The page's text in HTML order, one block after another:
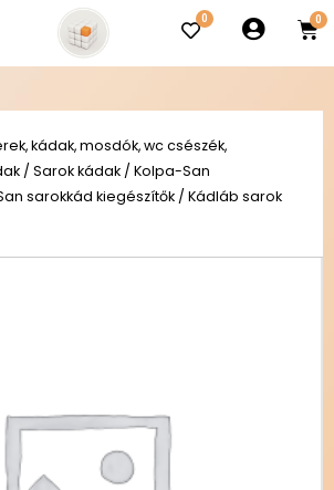
0
kádak, mosdók, wc csészék,
/ Sarok kádak / Kolpa-San
sarokkád kiegészítők / Kádláb sarok